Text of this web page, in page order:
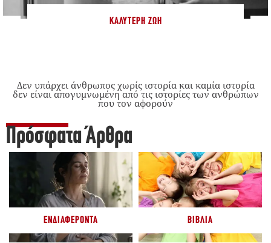
ΚΑΛΎΤΕΡΗ ΖΩΉ
Δεν υπάρχει άνθρωπος χωρίς ιστορία και καμία ιστορία
δεν είναι απογυμνωμένη από τις ιστορίες των ανθρώπων
που τον αφορούν
Πρόσφατα Άρθρα
ΕΝΔΙΑΦΈΡΟΝΤΑ ΒΙΒΛΊΑ